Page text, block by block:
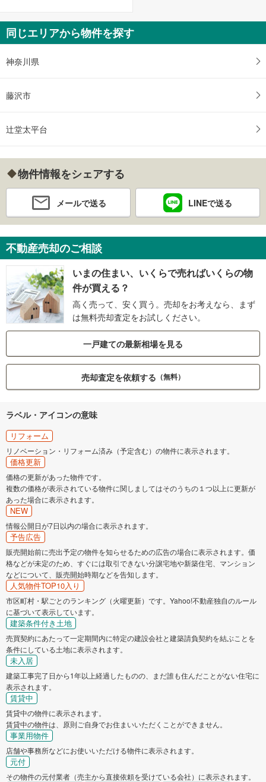
同じエリアから物件を探す
神奈川県
藤沢市
辻堂太平台
物件情報をシェアする
メールで送る LINEで送る
不動産売却のご相談
いまの住まい、いくらで売ればいくらの物
件が買える？
高く売って、安く買う。売却をお考えなら、まず
は無料売却査定をお試しください。
一戸建ての最新相場を見る
売却査定を依頼する （無料）
ラベル・アイコンの意味
リフォーム
リノベーション・リフォーム済み（予定含む）の物件に表示されます。
価格更新
価格の更新があった物件です。
複数の価格が表示されている物件に関しましてはそのうちの１つ以上に更新が
あった場合に表示されます。
NEW
情報公開日が7日以内の場合に表示されます。
予告広告
販売開始前に売出予定の物件を知らせるための広告の場合に表示されます。価
格などが未定のため、すぐには取引できない分譲宅地や新築住宅、マンション
などについて、販売開始時期などを告知します。
人気物件TOP10入り
市区町村・駅ごとのランキング（火曜更新）です。Yahoo!不動産独自のルール
に基づいて表示しています。
建築条件付き土地
売買契約にあたって一定期間内に特定の建設会社と建築請負契約を結ぶことを
条件にしている土地に表示されます。
未入居
建築工事完了日から1年以上経過したものの、まだ誰も住んだことがない住宅に
表示されます。
賃貸中
賃貸中の物件に表示されます。
賃貸中の物件は、原則ご自身でお住まいいただくことができません。
事業用物件
店舗や事務所などにお使いいただける物件に表示されます。
元付
その物件の元付業者（売主から直接依頼を受けている会社）に表示されます。